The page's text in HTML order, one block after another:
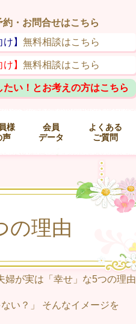
・お問合せはこちら
け】 無料相談はこちら
け】 無料相談はこちら
たい！とお考えの方はこちら
様
声
会員
データ
よくある
ご質問
の理由
婦が実は「幸せ」な5つの理由
い？」 そんなイメージを